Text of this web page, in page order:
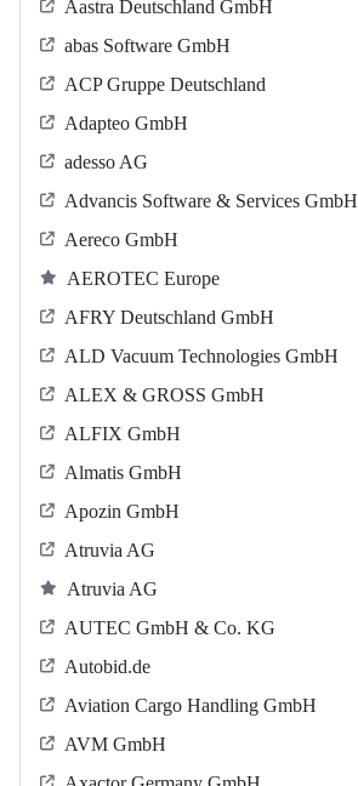
Aastra Deutschland GmbH
abas Software GmbH
ACP Gruppe Deutschland
Adapteo GmbH
adesso AG
Advancis Software & Services GmbH
Aereco GmbH
AEROTEC Europe
AFRY Deutschland GmbH
ALD Vacuum Technologies GmbH
ALEX & GROSS GmbH
ALFIX GmbH
Almatis GmbH
Apozin GmbH
Atruvia AG
Atruvia AG
AUTEC GmbH & Co. KG
Autobid.de
Aviation Cargo Handling GmbH
AVM GmbH